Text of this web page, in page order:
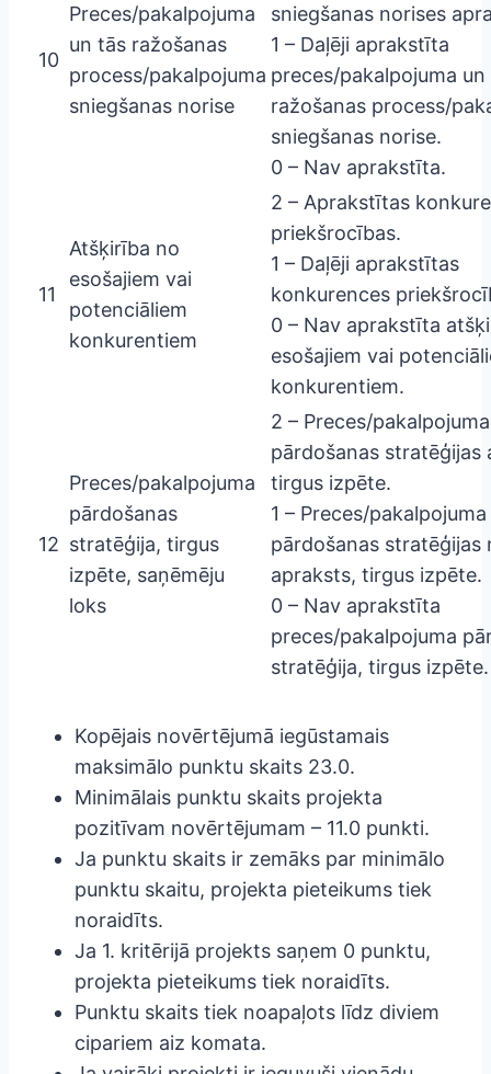
10
Preces/pakalpojuma
un tās ražošanas
process/pakalpojuma
sniegšanas norise
sniegšanas norises
1 – Daļēji aprakstīta
preces/pakalpojuma un
ražošanas process/
sniegšanas norise.
0 – Nav aprakstīta.
11
Atšķirība no
esošajiem vai
potenciāliem
konkurentiem
2 – Aprakstītas
priekšrocības.
1 – Daļēji aprakstītas
konkurences
0 – Nav aprakstīta
esošajiem vai
konkurentiem.
12
Preces/pakalpojuma
pārdošanas
stratēģija, tirgus
izpēte, saņēmēju
loks
2 – Preces/pakalpojuma
pārdošanas stratēģijas
tirgus izpēte.
1 – Preces/pakalpojuma
pārdošanas stratēģijas
apraksts, tirgus izpēte.
0 – Nav aprakstīta
preces/pakalpojuma
stratēģija, tirgus izpēte.
Kopējais novērtējumā iegūstamais
maksimālo punktu skaits 23.0.
Minimālais punktu skaits projekta
pozitīvam novērtējumam – 11.0 punkti.
Ja punktu skaits ir zemāks par minimālo
punktu skaitu, projekta pieteikums tiek
noraidīts.
Ja 1. kritērijā projekts saņem 0 punktu,
projekta pieteikums tiek noraidīts.
Punktu skaits tiek noapaļots līdz diviem
cipariem aiz komata.